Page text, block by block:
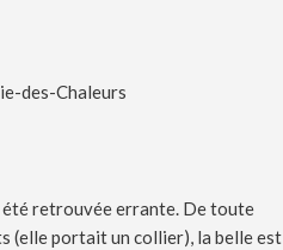
des-Chaleurs
été retrouvée errante. De toute
(elle portait un collier), la belle est